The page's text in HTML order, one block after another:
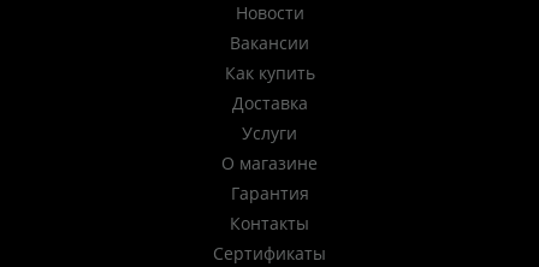
Новости
Вакансии
Как купить
Доставка
Услуги
О магазине
Гарантия
Контакты
Сертификаты